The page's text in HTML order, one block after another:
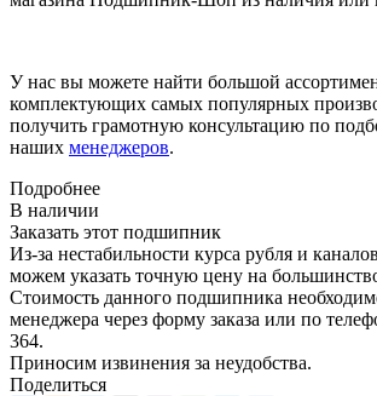
У нас вы можете найти большой
комплектующих самых популярных
получить грамотную консультацию по
наших менеджеров.
Подробнее
В наличии
Заказать этот подшипник
Из-за нестабильности курса рубля и
можем указать точную цену на
Стоимость данного подшипника
менеджера через форму заказа или по
364.
Приносим извинения за неудобства.
Поделиться